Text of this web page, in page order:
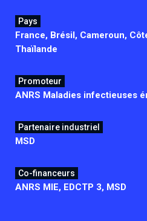
Pays
France, Brésil, Cameroun,
Thaïlande
Promoteur
ANRS Maladies infectieuses
Partenaire industriel
MSD
Co-financeurs
ANRS MIE, EDCTP 3, MSD